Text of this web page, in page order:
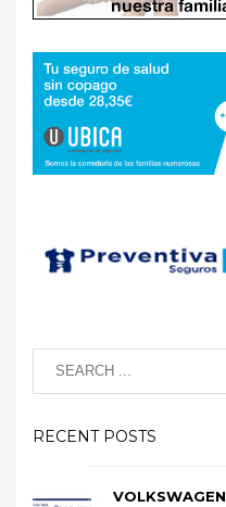
RECENT POSTS